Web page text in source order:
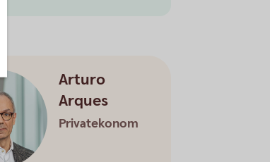
Arturo
Arques
Privatekonom